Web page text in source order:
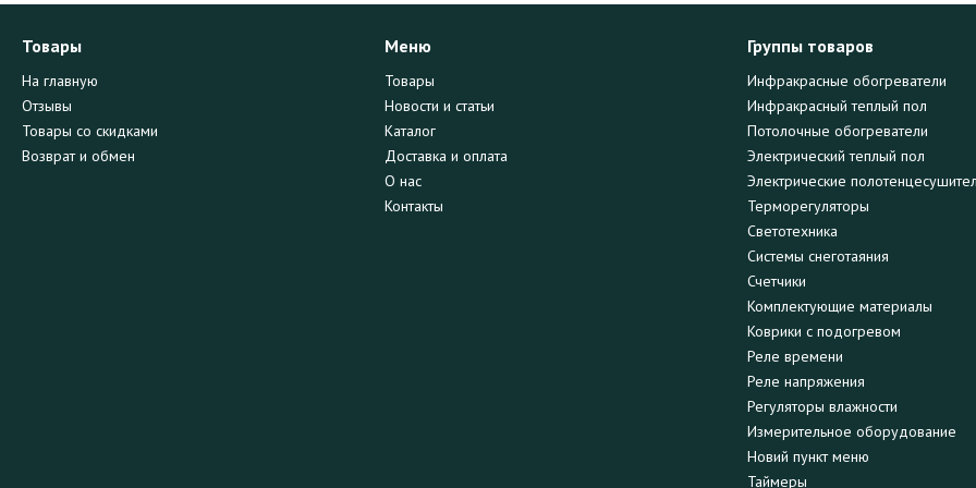
Товары
На главную
Отзывы
Товары со скидками
Возврат и обмен
Меню
Товары
Новости и статьи
Каталог
Доставка и оплата
О нас
Контакты
Группы товаров
Инфракрасные обогреватели
Инфракрасный теплый пол
Потолочные обогреватели
Электрический теплый пол
Электрические
Терморегуляторы
Светотехника
Системы снеготаяния
Счетчики
Комплектующие материалы
Коврики с подогревом
Реле времени
Реле напряжения
Регуляторы влажности
Измерительное оборудование
Новий пункт меню
Таймеры